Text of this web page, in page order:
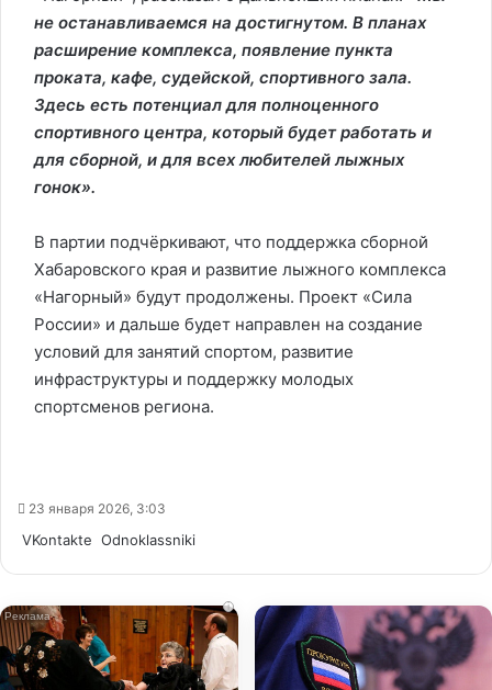
не останавливаемся на достигнутом. В планах
расширение комплекса, появление пункта
проката, кафе, судейской, спортивного зала.
Здесь есть потенциал для полноценного
спортивного центра, который будет работать и
для сборной, и для всех любителей лыжных
гонок».
В партии подчёркивают, что поддержка сборной
Хабаровского края и развитие лыжного комплекса
«Нагорный» будут продолжены. Проект «Сила
России» и дальше будет направлен на создание
условий для занятий спортом, развитие
инфраструктуры и поддержку молодых
спортсменов региона.
23 января 2026, 3:03
VKontakte Odnoklassniki
i